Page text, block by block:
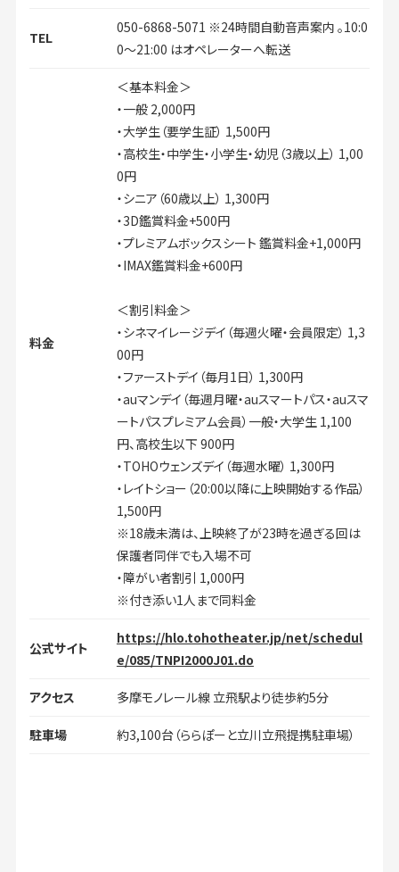
TEL
050-6868-5071 ※24時間自動音声案内 。10:0
0～21:00 はオペレーターへ転送
料金
＜基本料金＞
・一般 2,000円
・大学生（要学生証） 1,500円
・高校生・中学生・小学生・幼児（3歳以上） 1,00
0円
・シニア（60歳以上） 1,300円
・3D鑑賞料金+500円
・プレミアムボックスシート 鑑賞料金+1,000円
・IMAX鑑賞料金+600円
＜割引料金＞
・シネマイレージデイ（毎週火曜・会員限定） 1,3
00円
・ファーストデイ（毎月1日） 1,300円
・auマンデイ（毎週月曜・auスマートパス・auスマ
ートパスプレミアム会員）一般・大学生 1,100
円、高校生以下 900円
・TOHOウェンズデイ（毎週水曜） 1,300円
・レイトショー（20:00以降に上映開始する作品）
1,500円
※18歳未満は、上映終了が23時を過ぎる回は
保護者同伴でも入場不可
・障がい者割引 1,000円
※付き添い1人まで同料金
公式サイト
https://hlo.tohotheater.jp/net/schedul
e/085/TNPI2000J01.do
アクセス 多摩モノレール線 立飛駅より徒歩約5分
駐車場 約3,100台（ららぽーと立川立飛提携駐車場）